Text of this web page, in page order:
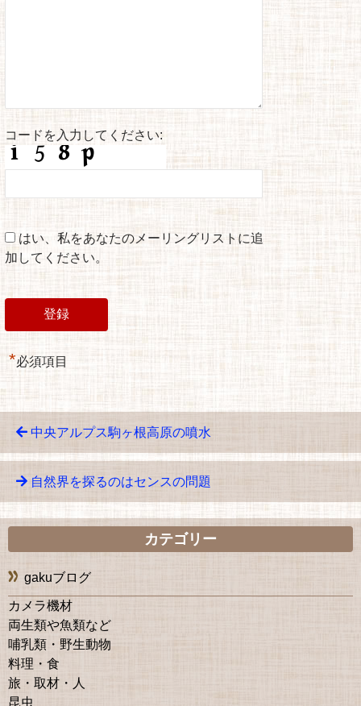
コードを入力してください:
はい、私をあなたのメーリングリストに追
加してください。
*必須項目
中央アルプス駒ヶ根高原の噴水
自然界を探るのはセンスの問題
カテゴリー
gakuブログ
カメラ機材
両生類や魚類など
哺乳類・野生動物
料理・食
旅・取材・人
昆虫